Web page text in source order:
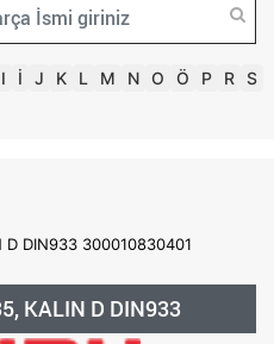
I İ J K L M N O Ö P R S
D DIN933 300010830401
KALIN D DIN933